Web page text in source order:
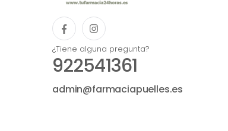
¿Tiene alguna pregunta?
922541361
admin@farmaciapuelles.es